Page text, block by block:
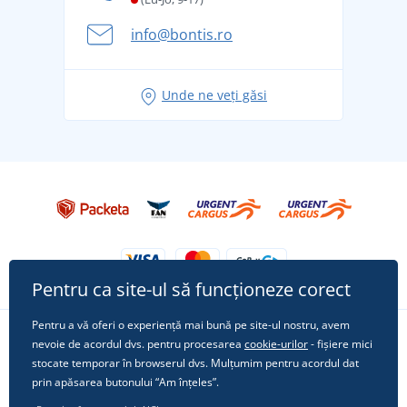
Aventura de vară începe cu bagajul - pregătiți-vă
pentru vacanță fără griji
Tricoul preferat City în rol principal: ținute pentru
info@bontis.ro
Unde ne veți găsi
Urmărește-ne pe rețelele sociale
Pentru ca site-ul să funcționeze corect
Pentru a vă oferi o experiență mai bună pe site-ul nostru, avem
nevoie de acordul dvs. pentru procesarea cookie-urilor- fișiere mici
stocate temporar în browserul dvs. Mulțumim pentru acordul dat
prin apăsarea butonului “Am înțeles”.